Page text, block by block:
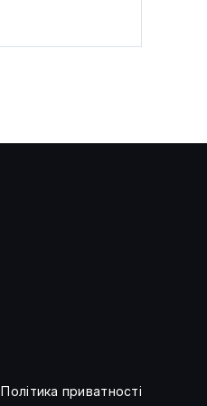
Політика приватності